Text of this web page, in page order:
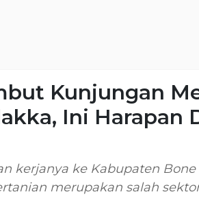
Kunjungan
Ini Harapan
kerjanya ke Kabupaten
merupakan salah